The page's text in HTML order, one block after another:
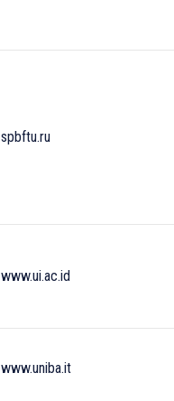
spbftu.ru
www.ui.ac.id
www.uniba.it